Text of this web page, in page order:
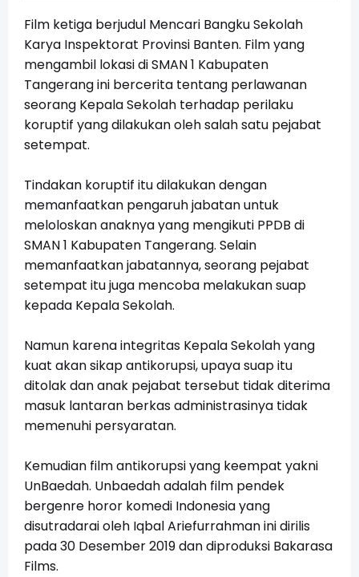
Film ketiga berjudul Mencari Bangku Sekolah
Karya Inspektorat Provinsi Banten. Film yang
mengambil lokasi di SMAN 1 Kabupaten
Tangerang ini bercerita tentang perlawanan
seorang Kepala Sekolah terhadap perilaku
koruptif yang dilakukan oleh salah satu pejabat
setempat.
Tindakan koruptif itu dilakukan dengan
memanfaatkan pengaruh jabatan untuk
meloloskan anaknya yang mengikuti PPDB di
SMAN 1 Kabupaten Tangerang. Selain
memanfaatkan jabatannya, seorang pejabat
setempat itu juga mencoba melakukan suap
kepada Kepala Sekolah.
Namun karena integritas Kepala Sekolah yang
kuat akan sikap antikorupsi, upaya suap itu
ditolak dan anak pejabat tersebut tidak diterima
masuk lantaran berkas administrasinya tidak
memenuhi persyaratan.
Kemudian film antikorupsi yang keempat yakni
UnBaedah. Unbaedah adalah film pendek
bergenre horor komedi Indonesia yang
disutradarai oleh Iqbal Ariefurrahman ini dirilis
pada 30 Desember 2019 dan diproduksi Bakarasa
Films.